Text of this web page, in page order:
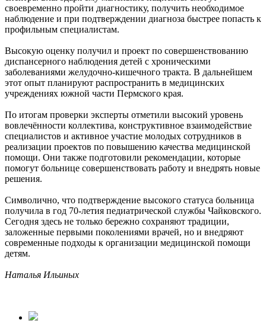
своевременно пройти диагностику, получить необходимое
наблюдение и при подтверждении диагноза быстрее попасть к
профильным специалистам.
Высокую оценку получил и проект по совершенствованию
диспансерного наблюдения детей с хроническими
заболеваниями желудочно-кишечного тракта. В дальнейшем
этот опыт планируют распространить в медицинских
учреждениях южной части Пермского края.
По итогам проверки эксперты отметили высокий уровень
вовлечённости коллектива, конструктивное взаимодействие
специалистов и активное участие молодых сотрудников в
реализации проектов по повышению качества медицинской
помощи. Они также подготовили рекомендации, которые
помогут больнице совершенствовать работу и внедрять новые
решения.
Символично, что подтверждение высокого статуса больница
получила в год 70-летия педиатрической службы Чайковского.
Сегодня здесь не только бережно сохраняют традиции,
заложенные первыми поколениями врачей, но и внедряют
современные подходы к организации медицинской помощи
детям.
Наталья Ильиных